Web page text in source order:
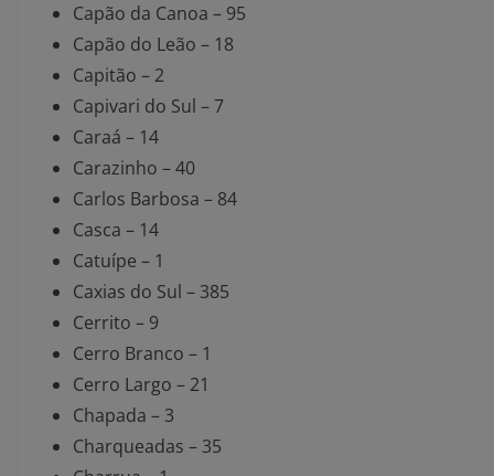
Capão da Canoa – 95
Capão do Leão – 18
Capitão – 2
Capivari do Sul – 7
Caraá – 14
Carazinho – 40
Carlos Barbosa – 84
Casca – 14
Catuípe – 1
Caxias do Sul – 385
Cerrito – 9
Cerro Branco – 1
Cerro Largo – 21
Chapada – 3
Charqueadas – 35